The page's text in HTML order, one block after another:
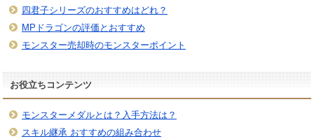
四君子シリーズのおすすめはどれ？
MPドラゴンの評価とおすすめ
モンスター売却時のモンスターポイント
お役立ちコンテンツ
モンスターメダルとは？入手方法は？
スキル継承 おすすめの組み合わせ